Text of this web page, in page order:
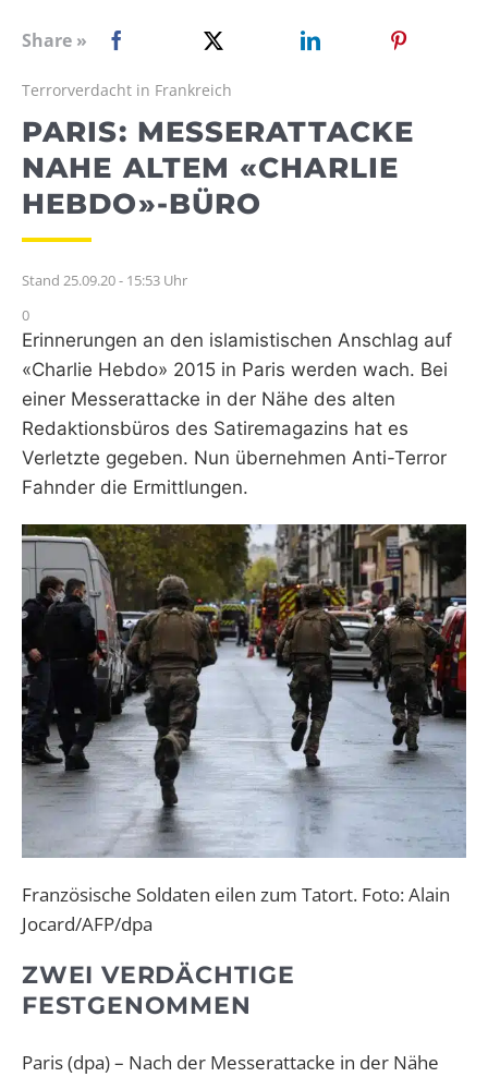
WEBRADIO
Share »
Terrorverdacht in Frankreich
PARIS: MESSERATTACKE
NAHE ALTEM «CHARLIE
HEBDO»-BÜRO
Stand 25.09.20 - 15:53 Uhr
0
Erinnerungen an den islamistischen Anschlag auf
«Charlie Hebdo» 2015 in Paris werden wach. Bei
einer Messerattacke in der Nähe des alten
Redaktionsbüros des Satiremagazins hat es
Verletzte gegeben. Nun übernehmen Anti-Terror
Fahnder die Ermittlungen.
Französische Soldaten eilen zum Tatort. Foto: Alain
Jocard/AFP/dpa
ZWEI VERDÄCHTIGE
FESTGENOMMEN
Paris (dpa) – Nach der Messerattacke in der Nähe